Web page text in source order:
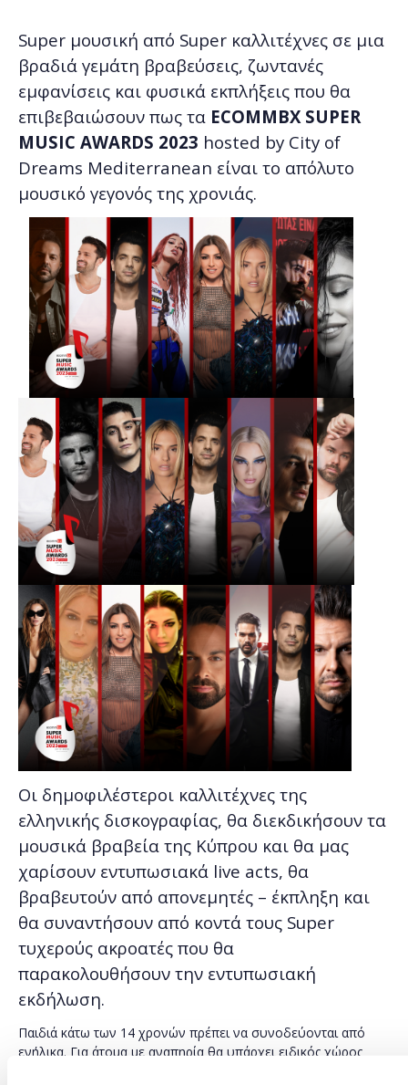
Super μουσική από Super καλλιτέχνες σε μια
βραδιά γεμάτη βραβεύσεις, ζωντανές
εμφανίσεις και φυσικά εκπλήξεις που θα
επιβεβαιώσουν πως τα ECOMMBX SUPER
MUSIC AWARDS 2023 hosted by City of
Dreams Mediterranean είναι το απόλυτο
μουσικό γεγονός της χρονιάς.
Οι δημοφιλέστεροι καλλιτέχνες της
ελληνικής δισκογραφίας, θα διεκδικήσουν τα
μουσικά βραβεία της Κύπρου και θα μας
χαρίσουν εντυπωσιακά live acts, θα
βραβευτούν από απονεμητές – έκπληξη και
θα συναντήσουν από κοντά τους Super
τυχερούς ακροατές που θα
παρακολουθήσουν την εντυπωσιακή
εκδήλωση.
Παιδιά κάτω των 14 χρονών πρέπει να συνοδεύονται από
ενήλικα. Για άτομα με αναπηρία θα υπάρχει ειδικός χώρος